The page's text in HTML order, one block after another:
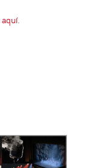
aquí.